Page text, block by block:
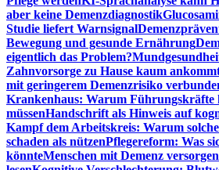
aber keine Demenzdiagnostik
Studie liefert Warnsignal
Bewegung und gesunde Ernährung
eigentlich das Problem?
Zahnvorsorge zu Hause kaum
mit geringerem Demenzrisiko
Krankenhaus: Warum Führungskräfte
müssenHandschrift als Hinweis auf
Kampf dem Arbeitskreis: Warum
schaden als nützenPflegereform: Was
könnteMenschen mit Demenz